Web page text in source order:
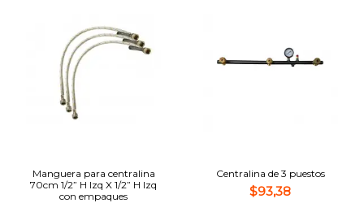
Manguera para centralina
70cm 1/2” H Izq X 1/2” H Izq
con empaques
Centralina de 3 puestos
$93,38